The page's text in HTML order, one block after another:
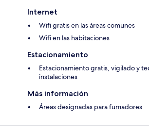
Internet
Wifi gratis en las áreas comunes
Wifi en las habitaciones
Estacionamiento
Estacionamiento gratis, vigilado y
instalaciones
Más información
Áreas designadas para fumadores